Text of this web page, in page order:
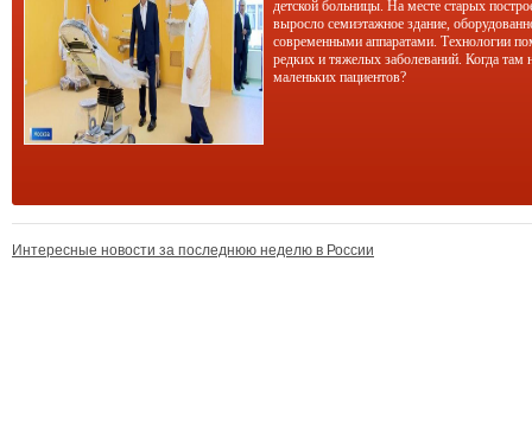
детской больницы. На месте старых
выросло семиэтажное здание,
современными аппаратами. Технологии
редких и тяжелых заболеваний. Когда там
маленьких пациентов?
Интересные новости за последнюю неделю в России